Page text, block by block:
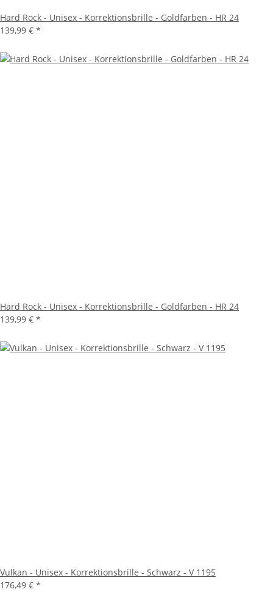
Hard Rock - Unisex - Korrektionsbrille - Goldfarben - HR 24
139,99 € *
Hard Rock - Unisex - Korrektionsbrille - Goldfarben - HR 24
139,99 € *
Vulkan - Unisex - Korrektionsbrille - Schwarz - V 1195
176,49 € *